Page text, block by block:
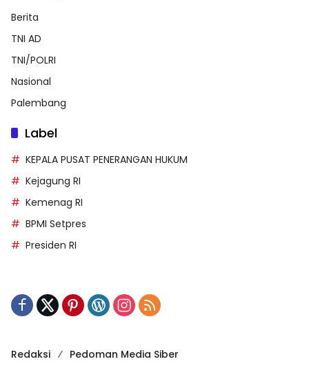
Berita
TNI AD
TNI/POLRI
Nasional
Palembang
Label
KEPALA PUSAT PENERANGAN HUKUM
Kejagung RI
Kemenag RI
BPMI Setpres
Presiden RI
Redaksi Pedoman Media Siber